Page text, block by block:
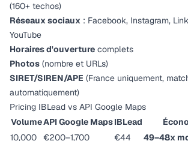
(160+ techos)
Réseaux sociaux : Facebook, Instagram,
YouTube
Horaires d'ouverture complets
Photos (nombre et URLs)
SIRET/SIREN/APE (France uniquement,
automatiquement)
Pricing IBLead vs API Google Maps
VolumeAPI Google MapsIBLead
10,000
€200–1,700 €44
49–48x